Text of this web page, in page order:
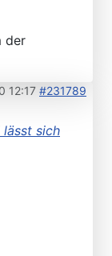
der
12:17 #231789
sich